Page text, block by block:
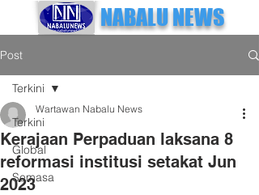
NABALU NEWS
Post
Terkini
Global
Semasa
Terkini
Kerajaan Perpaduan laksana 8
reformasi institusi setakat Jun
2023
Wartawan Nabalu News